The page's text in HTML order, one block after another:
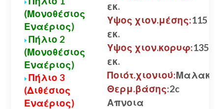
(Μονοθέσιος
Εναέριος)
Πήλιο 2
(Μονοθέσιος
Εναέριος)
Πήλιο 3
(Διθέσιος
Εναέριος)
εκ.
Υψος χιον.μέσης:115
εκ.
Υψος χιον.κορυφ:135
εκ.
Ποιότ.χιονιού:Μαλακό
Θερμ.βάσης:2c
Απνοια